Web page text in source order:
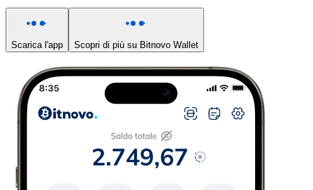
Scarica l'app Scopri di più su Bitnovo Wallet